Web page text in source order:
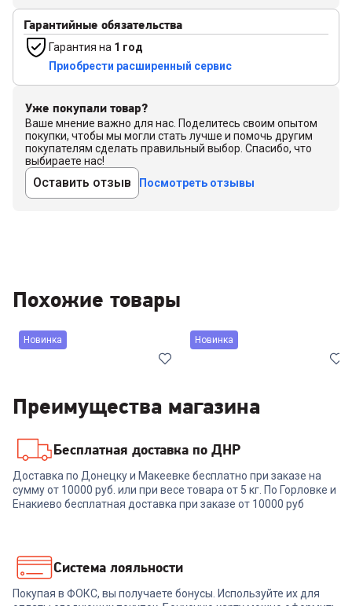
Гарантийные обязательства
Гарантия на 1 год
Приобрести расширенный сервис
Уже покупали товар?
Ваше мнение важно для нас. Поделитесь своим опытом
покупки, чтобы мы могли стать лучше и помочь другим
покупателям сделать правильный выбор. Спасибо, что
выбираете нас!
Оставить отзыв Посмотреть отзывы
Похожие товары
Новинка
Чайник POLARIS PWK
0723DDW черный
2 879₽
В корзину
Новинка
Чайник POLARIS PWK
1753CGL
В корзину
Преимущества магазина
Бесплатная доставка по ДНР
Доставка по Донецку и Макеевке бесплатно при заказе на
сумму от 10000 руб. или при весе товара от 5 кг. По Горловке и
Енакиево бесплатная доставка при заказе от 10000 руб
Система лояльности
Покупая в ФОКС, вы получаете бонусы. Используйте их для